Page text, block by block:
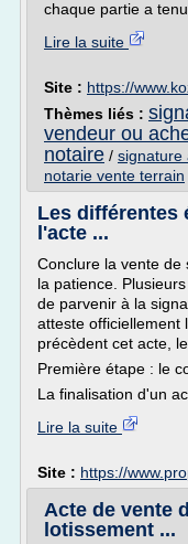
chaque partie a tenu
Lire la suite
Site : https://
Thèmes liés :
vendeur ou
notaire / signature
notarie vente terrain
Les différentes
l'acte ...
Conclure la vente
la patience.
de parvenir à la
atteste officiellement
précèdent cet acte,
Première étape : le
La finalisation d'un
Lire la suite
Site : https://
Acte de vente
lotissement ...